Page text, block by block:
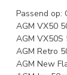
Passend op:
AGM VX50
AGM
AGM Retro
AGM New